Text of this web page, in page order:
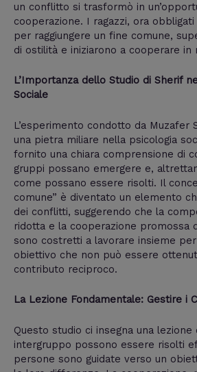
un conflitto si trasformò in
cooperazione. I ragazzi, ora
per raggiungere un fine comune,
di ostilità e iniziarono a cooperare in
L’Importanza dello Studio di Sherif
Sociale
L’esperimento condotto da Muzafer
una pietra miliare nella psicologia
fornito una chiara comprensione di
gruppi possano emergere e,
come possano essere risolti. Il
comune” è diventato un elemento
dei conflitti, suggerendo che la
ridotta e la cooperazione promossa
sono costretti a lavorare insieme per
obiettivo che non può essere
contributo reciproco.
La Lezione Fondamentale: Gestire i
Questo studio ci insegna una
intergruppo possono essere risolti
persone sono guidate verso un